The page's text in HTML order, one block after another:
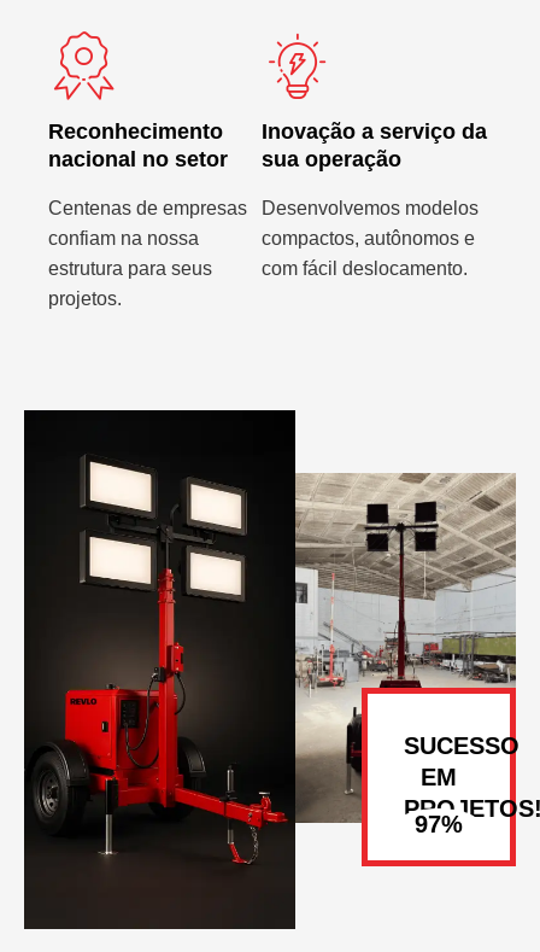
SUCESSO
EM
Reconhecimento
nacional no setor
Centenas de empresas
confiam na nossa
estrutura para seus
projetos.
Inovação a serviço da
sua operação
Desenvolvemos modelos
compactos, autônomos e
com fácil deslocamento.